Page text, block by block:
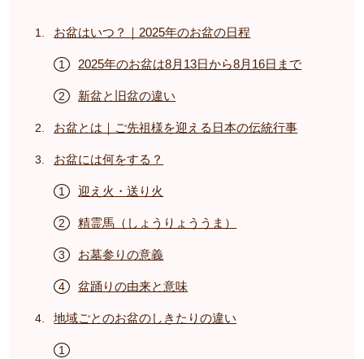
お盆はいつ？｜2025年のお盆の日程
2025年のお盆は8月13日から8月16日まで
新盆と旧盆の違い
お盆とは｜ご先祖様を迎える日本の伝統行事
お盆には何をする？
迎え火・送り火
精霊馬（しょうりょううま）
お墓参りの意義
盆踊りの由来と意味
地域ごとのお盆のしきたりの違い